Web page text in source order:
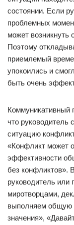
состоянии. Если
проблемных
может возникнуть
Поэтому
приемлемый
упокоились и
быть очень
Коммуникативный
что руководитель
ситуацию
«Конфликт может
эффективности
без конфликтов».
руководитель или
миротворцами,
выполняем общую
значения»,